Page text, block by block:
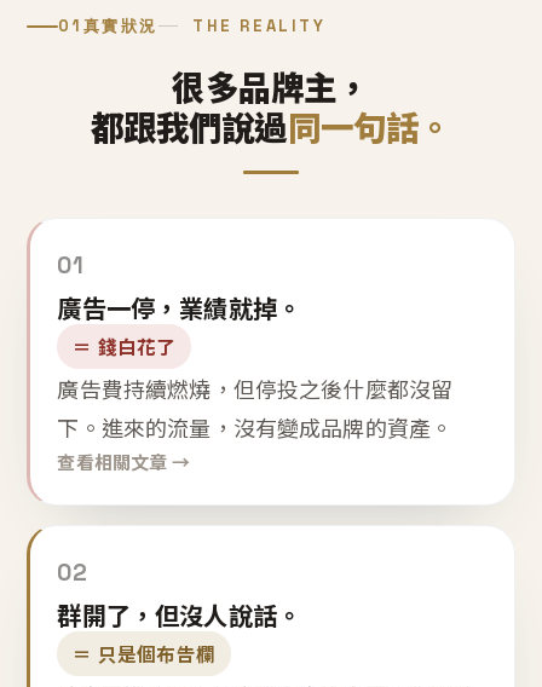
01 真實狀況 THE REALITY
很多品牌主，
都跟我們說過同一句話。
01
廣告一停，業績就掉。
＝ 錢白花了
廣告費持續燃燒，但停投之後什麼都沒留
下。進來的流量，沒有變成品牌的資產。
查看相關文章 →
02
群開了，但沒人說話。
＝ 只是個布告欄